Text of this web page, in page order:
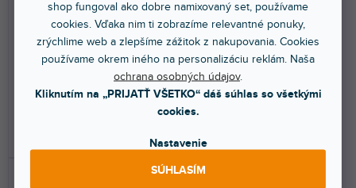
shop fungoval ako dobre namixovaný set, používame
cookies. Vďaka nim ti zobrazíme relevantné ponuky,
zrýchlime web a zlepšíme zážitok z nakupovania. Cookies
používame okrem iného na personalizáciu reklám. Naša
ochrana osobných údajov.
Kliknutím na „PRIJATŤ VŠETKO“ dáš súhlas so všetkými
cookies.
Nastavenie
SÚHLASÍM
Skladom na predajni(1 ks)
57,90 €
Univerzálny pop filter pre
štúdiové použitie.
Skladom na predajni (1 ks
47,30 €
Príslušenstvo pre Tascam DR-
70D, protiveterný kryt, sánkový
adaptér, 2x mini...